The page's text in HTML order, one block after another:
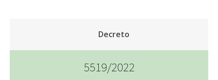
Decreto
5519/2022